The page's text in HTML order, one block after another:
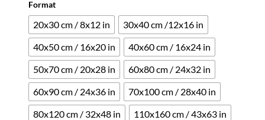
Format
20x30 cm / 8x12 in
30x40 cm /12x16 in
40x50 cm / 16x20 in
40x60 cm / 16x24 in
50x70 cm / 20x28 in
60x80 cm / 24x32 in
60x90 cm / 24x36 in
70x100 cm / 28x40 in
80x120 cm / 32x48 in
110x160 cm / 43x63 in